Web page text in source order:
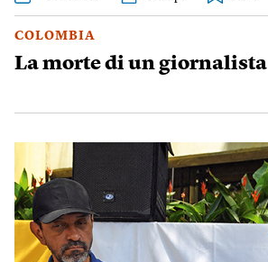
COLOMBIA
La morte di un giornalista